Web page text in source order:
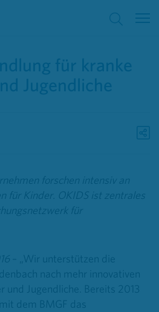
für kranke
Jugendliche
forschen intensiv an
für Kinder. OKIDS ist zentrales
für
– „Wir unterstützen die
nach mehr innovativen
und Jugendliche. Bereits 2013
dem BMGF das